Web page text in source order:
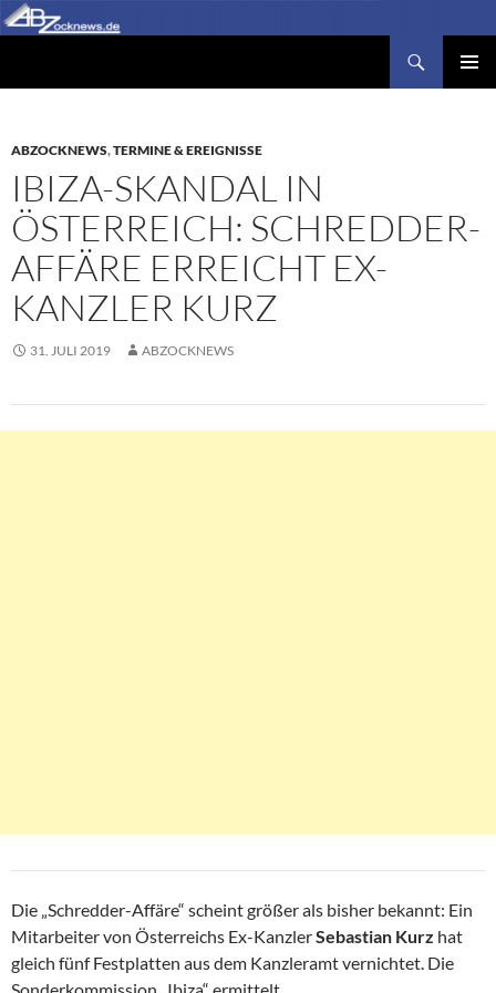
Zum
Inhalt
ABZOCKNEWS,TERMINE & EREIGNISSE
IBIZA-SKANDAL IN
ÖSTERREICH: SCHREDDER-
AFFÄRE ERREICHT EX-
KANZLER KURZ
31. JULI 2019 ABZOCKNEWS
Die „Schredder-Affäre“ scheint größer als bisher bekannt: Ein
Mitarbeiter von Österreichs Ex-KanzlerSebastian Kurz hat
gleich fünf Festplatten aus dem Kanzleramt vernichtet. Die